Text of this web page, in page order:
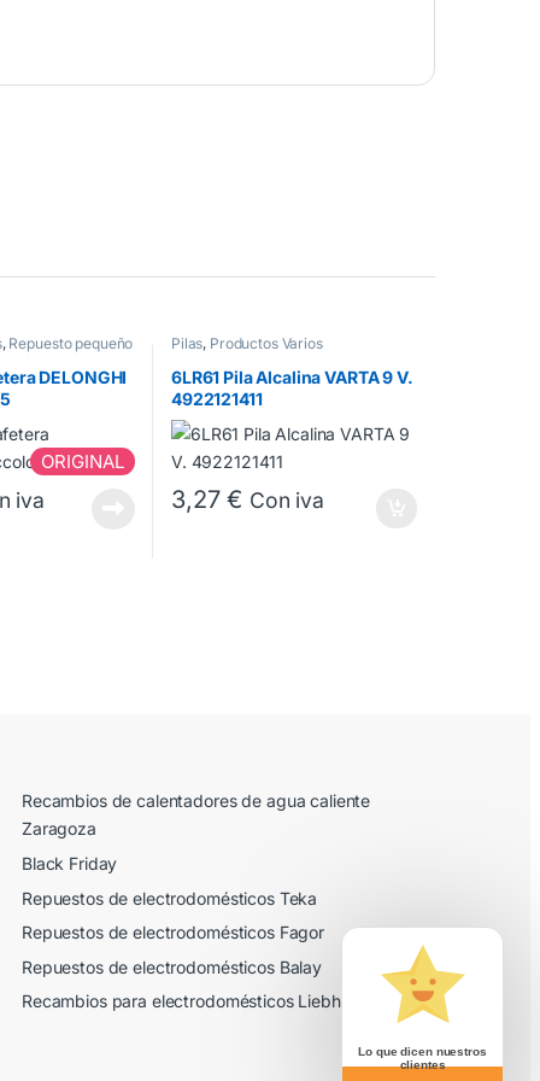
, Repuesto pequeño
Cafeteras Dolce
DELONGHI
ORIGINAL
iva
Pilas, Productos Varios
6LR61 Pila Alcalina VARTA 9 V.
4922121411
3,27€ Con iva
Recambios de calentadores de agua caliente
Zaragoza
Black Friday
Repuestos de electrodomésticos Teka
Repuestos de electrodomésticos Fagor
Repuestos de electrodomésticos Balay
Recambios para electrodomésticos Liebherr
Lo que dicen nuestros
clientes